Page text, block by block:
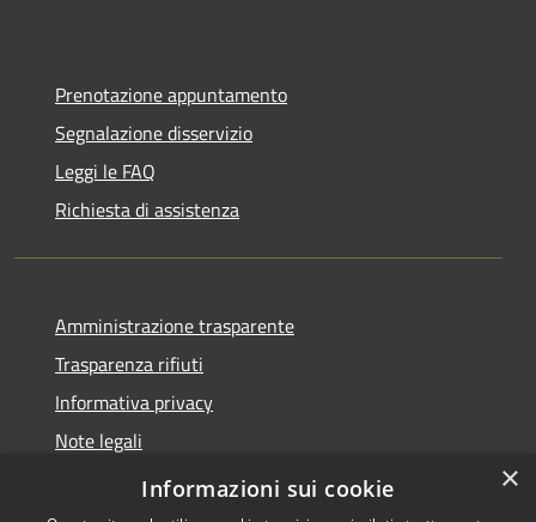
Prenotazione appuntamento
Segnalazione disservizio
Leggi le FAQ
Richiesta di assistenza
Amministrazione trasparente
Trasparenza rifiuti
Informativa privacy
Note legali
Dichiarazione di accessibilità
×
Informazioni sui cookie